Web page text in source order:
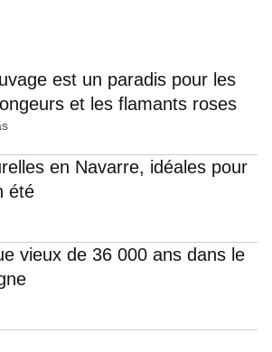
est un paradis pour les
et les flamants roses
en Navarre, idéales pour
été
vieux de 36 000 ans dans le